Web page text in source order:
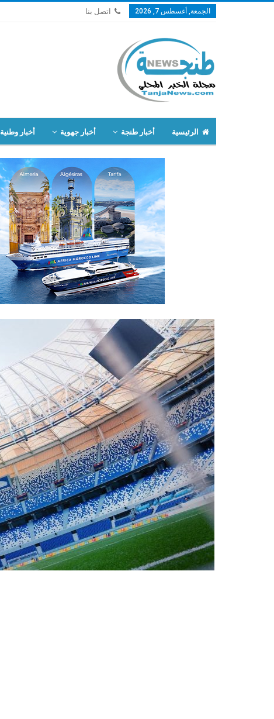
الجمعة, أغسطس 7, 2026 اتصل بنا
الرئيسية أخبار طنجة أخبار جهوية أخبار وطنية